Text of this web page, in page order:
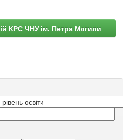
КРС ЧНУ ім. Петра Могили